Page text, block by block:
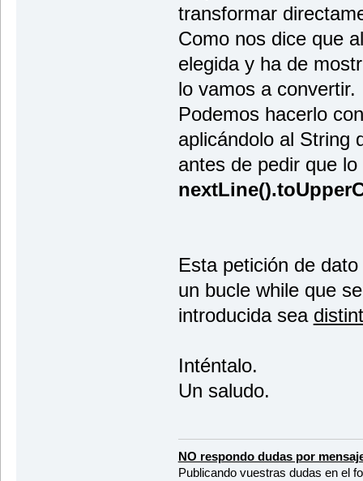
transformar
Como nos dice que
elegida y ha de
lo vamos a convertir.
Podemos hacerlo
aplicándolo al String
antes de pedir que
Esta petición de
un bucle while que
introducida sea
Inténtalo.
Un saludo.
NO respondo dudas por
Publicando vuestras dudas en el